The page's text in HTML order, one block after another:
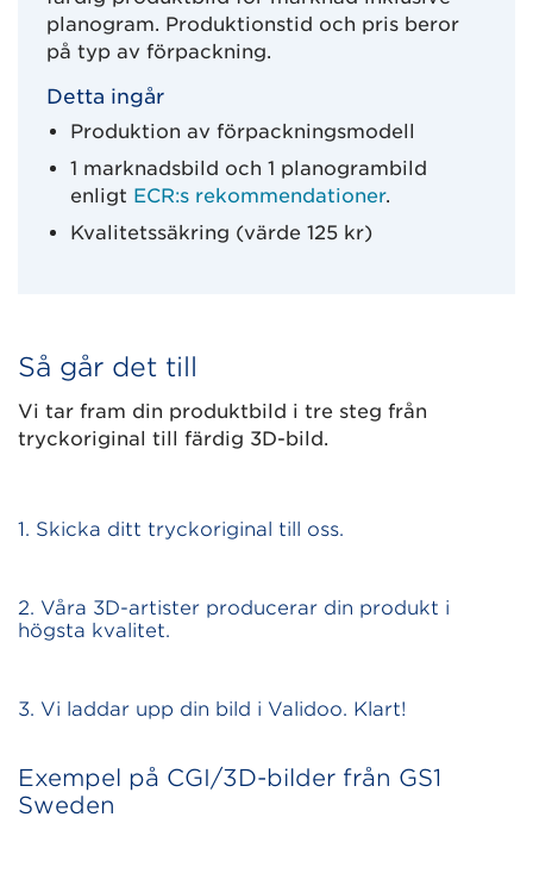
planogram. Produktionstid och pris beror
på typ av förpackning.
Detta ingår
Produktion av förpackningsmodell
1 marknadsbild och 1 planogrambild
enligt ECR:s rekommendationer.
Kvalitetssäkring (värde 125 kr)
Så går det till
Vi tar fram din produktbild i tre steg från
tryckoriginal till färdig 3D-bild.
1. Skicka ditt tryckoriginal till oss.
2. Våra 3D-artister producerar din produkt i
högsta kvalitet.
3. Vi laddar upp din bild i Validoo. Klart!
Exempel på CGI/3D-bilder från GS1
Sweden